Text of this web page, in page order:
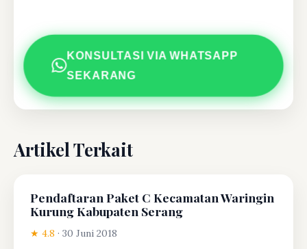
KONSULTASI VIA WHATSAPP
SEKARANG
Artikel Terkait
Pendaftaran Paket C Kecamatan Waringin
Kurung Kabupaten Serang
★ 4.8 · 30 Juni 2018